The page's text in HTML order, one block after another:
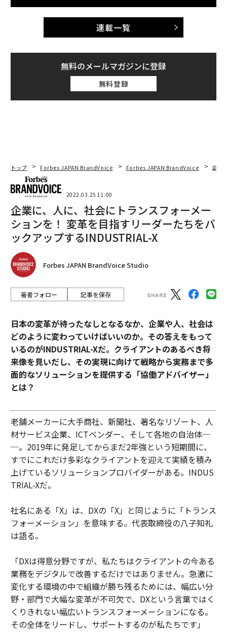
連載一覧
無料のメールマガジンに登録
無料登録
トップ Forbes JAPAN BrandVoice Forbes JAPAN BrandVoice 企業
2022.03.25 11:00
企業に、人に、社会にトランスフォーメー
ションを！ 変革を目指すリーダーたちをバ
ックアップするINDUSTRIAL-X
Forbes JAPAN BrandVoice Studio
著者フォロー 記事を保存
日本の変革が待ったなしとなるなか、企業や人、社会は
どのように変わっていけばいいのか。その答えをもって
いるのがINDUSTRIAL-Xだ。 クライアントのあるべき将
来像を見いだし、その実現に向けて戦略から実務まで多
面的なソリューションを提供する「協働アドバイザー」
とは？
老舗メーカーに大手商社、新聞社、著名なリゾート、人
材サービス企業、ICTベンダー、そして各地の自治体─
─。2019年に発足してからまだ2年強という短期間に、
すでにこれだけ多彩なクライアントを迎えて実績を積み
上げているソリューションプロバイダーがある。INDUS
TRIAL-Xだ。
社名にある「X」は、DXの「X」と同じように「トランス
フォーメーション」を意味する。代表取締役の八子知礼
は語る。
「DXは得意分野ですが、私たちはクライアントの今ある
業務をデジタルで改善するだけではありません。急激に
変化する環境の中で組織が勝ち残るためには、幅広い分
野・部門で大幅な変革が不可欠で、DXという言葉ではく
くりきれない幅広いトランスフォーメーションになる。
その全体をリードし、サポートするのが私たちです」